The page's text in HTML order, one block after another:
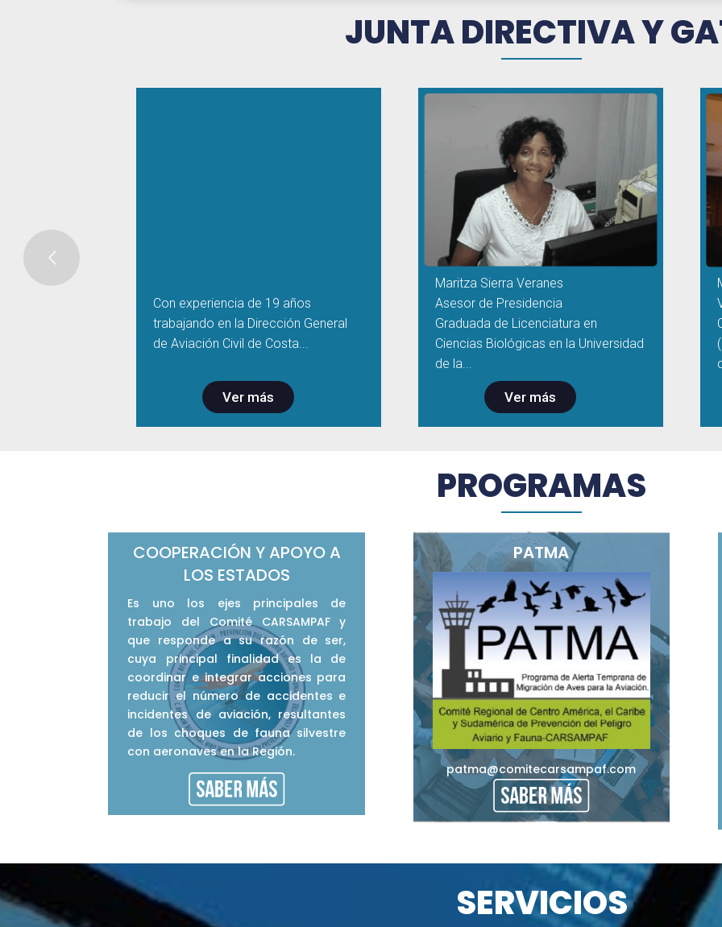
JUNTA DIRECTIVA Y
Maritza Sierra Veranes
Asesor de Presidencia
Graduada de Licenciatura en
Ciencias Biológicas en la Universidad
de la...
Ver más
Con experiencia de 19 años
trabajando en la Dirección General
de Aviación Civil de Costa...
Ver más
PROGRAMAS
COOPERACIÓN Y APOYO A
LOS ESTADOS
Es uno los ejes principales de
trabajo del Comité CARSAMPAF y
que responde a su razón de ser,
cuya principal finalidad es la de
coordinar e integrar acciones para
reducir el número de accidentes e
incidentes de aviación, resultantes
de los choques de fauna silvestre
con aeronaves en la Región.
PATMA
patma@comitecarsampaf.com
SERVICIOS